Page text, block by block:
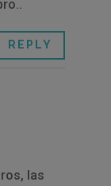
REPLY
las